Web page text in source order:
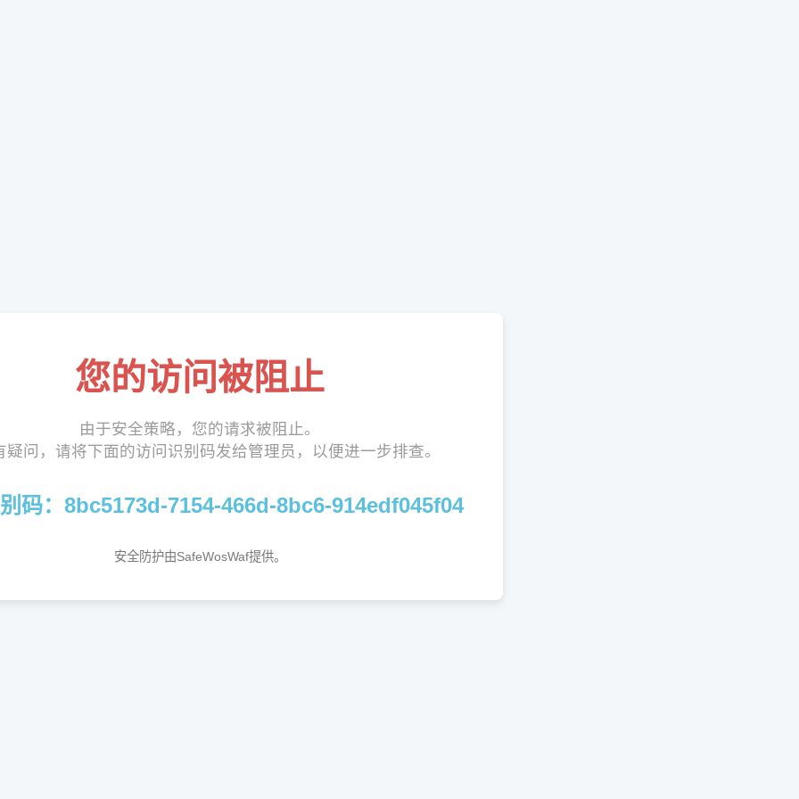
您的访问被阻止
由于安全策略，您的请求被阻止。
疑问，请将下面的访问识别码发给管理员，以便进一步排查。
码：8bc5173d-7154-466d-8bc6-914edf045f04
安全防护由SafeWosWaf提供。